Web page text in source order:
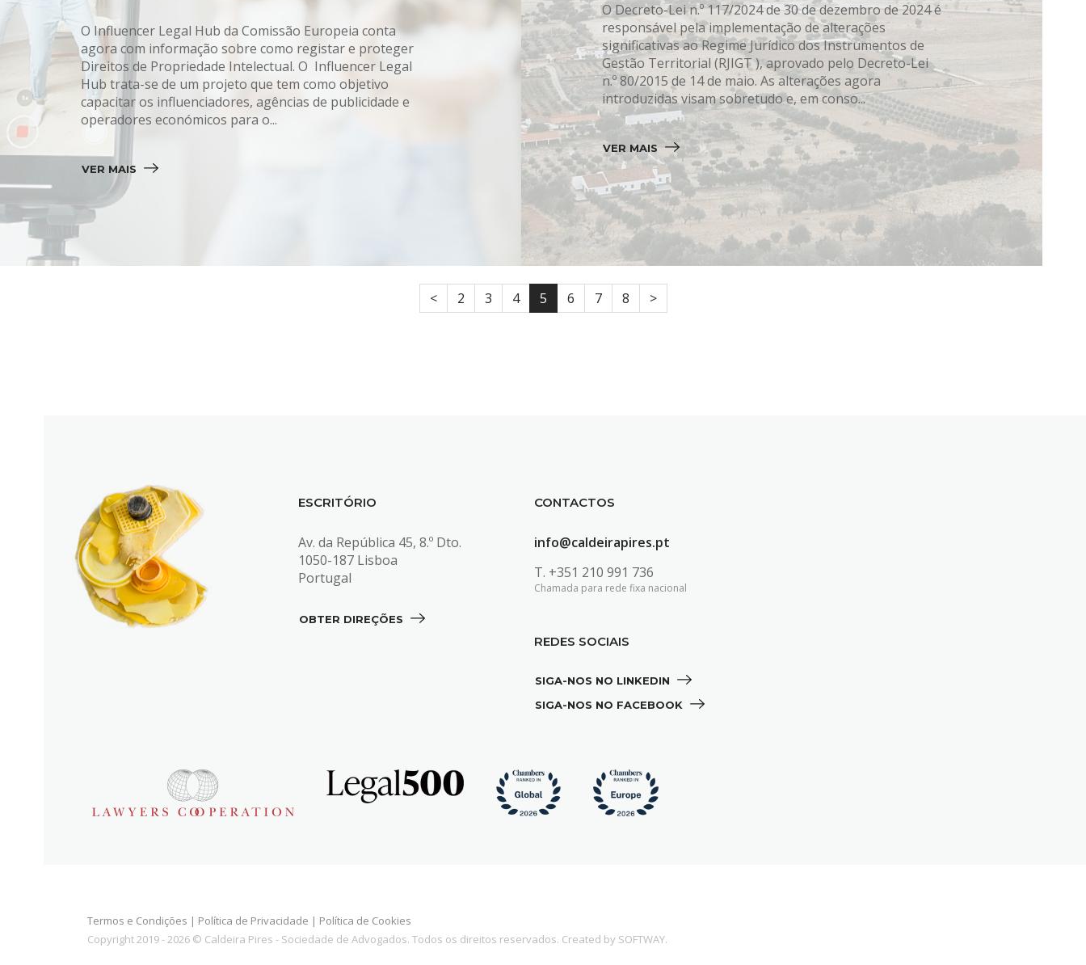
O Influencer Legal Hub da Comissão Europeia conta
agora com informação sobre como registar e proteger
Direitos de Propriedade Intelectual. O Influencer Legal
Hub trata-se de um projeto que tem como objetivo
capacitar os influenciadores, agências de publicidade e
operadores económicos para o...
VER MAIS
O Decreto-Lei n.º 117/2024 de 30 de dezembro de 2024 é
responsável pela implementação de alterações
significativas ao Regime Jurídico dos Instrumentos de
Gestão Territorial (RJIGT ), aprovado pelo Decreto-Lei
n.º 80/2015 de 14 de maio. As alterações agora
introduzidas visam sobretudo e, em conso...
VER MAIS
< 2 3 4 5 6 7 8 >
ESCRITÓRIO
Av. da República 45, 8.º Dto.
1050-187 Lisboa
Portugal
OBTER DIREÇÕES
CONTACTOS
info@caldeirapires.pt
T. +351 210 991 736
Chamada para rede fixa nacional
REDES SOCIAIS
SIGA-NOS NO LINKEDIN
SIGA-NOS NO FACEBOOK
Termos e Condições | Política de Privacidade | Política de Cookies
Copyright 2019 - 2026 © Caldeira Pires - Sociedade de Advogados. Todos os direitos reservados. Created by SOFTWAY.